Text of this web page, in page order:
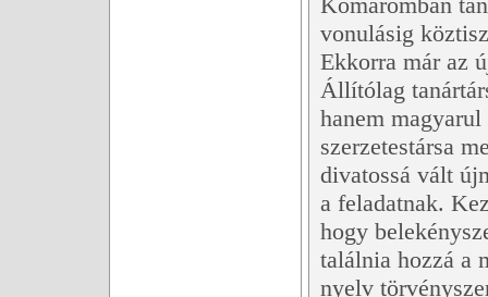
vonulásig
Ekkorra már az
Állítólag
hanem
szerzetestársa
divatossá vált
a feladatnak.
hogy
találnia hozzá a
nyelv